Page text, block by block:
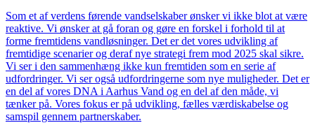
Som et af verdens førende vandselskaber ønsker vi ikke blot at være
reaktive. Vi ønsker at gå foran og gøre en forskel i forhold til at
forme fremtidens vandløsninger. Det er det vores udvikling af
fremtidige scenarier og deraf nye strategi frem mod 2025 skal sikre.
Vi ser i den sammenhæng ikke kun fremtiden som en serie af
udfordringer. Vi ser også udfordringerne som nye muligheder. Det er
en del af vores DNA i Aarhus Vand og en del af den måde, vi
tænker på. Vores fokus er på udvikling, fælles værdiskabelse og
samspil gennem partnerskaber.